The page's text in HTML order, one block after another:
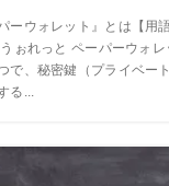
ーウォレット』とは【用
ぉれっと ペーパーウォレ
で、秘密鍵（プライベー
る...